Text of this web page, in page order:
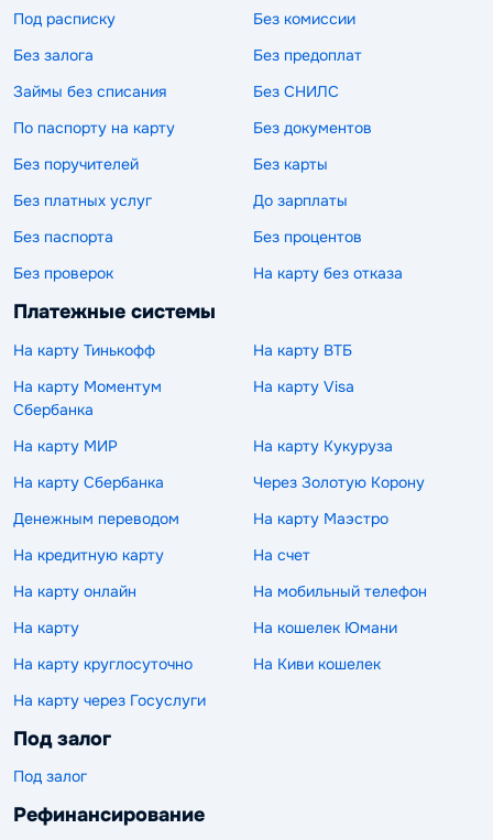
Под расписку
Без комиссии
Без залога
Без предоплат
Займы без списания
Без СНИЛС
По паспорту на карту
Без документов
Без поручителей
Без карты
Без платных услуг
До зарплаты
Без паспорта
Без процентов
Без проверок
На карту без отказа
Платежные системы
На карту Тинькофф
На карту ВТБ
На карту Моментум
Сбербанка
На карту Visa
На карту МИР
На карту Кукуруза
На карту Сбербанка
Через Золотую Корону
Денежным переводом
На карту Маэстро
На кредитную карту
На счет
На карту онлайн
На мобильный телефон
На карту
На кошелек Юмани
На карту круглосуточно
На Киви кошелек
На карту через Госуслуги
Под залог
Под залог
Рефинансирование